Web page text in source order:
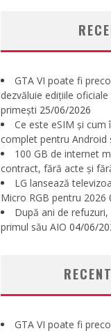
GTA VI poate fi
dezvăluie edițiile
primești 25/06/2026
Ce este eSIM și cum
complet pentru Android
100 GB de internet
contract, fără acte și
LG lansează
Micro RGB pentru 2026
După ani de
primul său AIO 04/06/
GTA VI poate fi